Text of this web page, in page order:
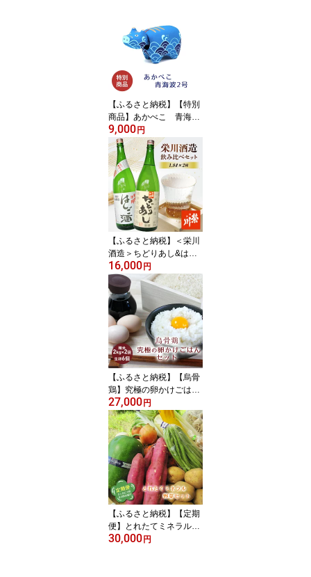
【ふるさと納税】【特別
商品】あかべこ 青海
波 2号 F4D-0147
9,000 円
【ふるさと納税】＜栄川
酒造＞ちどりあし&はし
ご酒 2本セット(1800ml)
日本酒 お酒 酒 アルコー
ル 栄川酒造 飲み比べ セ
ット 詰合せ F4D-0087
16,000 円
【ふるさと納税】【烏骨
鶏】究極の卵かけごはん
セット F4D-0113
27,000 円
【ふるさと納税】【定期
便】とれたてミネラル野
菜セット3回(2ヶ月に1
30,000 円